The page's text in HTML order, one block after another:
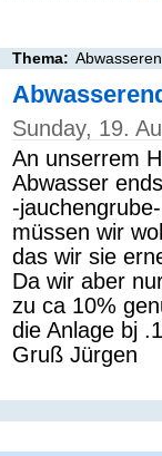
Thema:
Sunday, 19.
An unserrem
Abwasser
-
müssen wir
das wir sie
Da wir aber
zu ca 10%
die Anlage bj
Gruß Jürgen